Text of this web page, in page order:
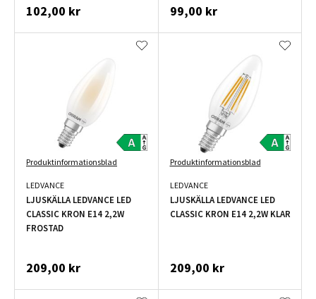
102,00 kr 99,00 kr
Produktinformationsblad
LEDVANCE
LJUSKÄLLA LEDVANCE LED
CLASSIC KRON E14 2,2W
FROSTAD
209,00 kr
Produktinformationsblad
LEDVANCE
LJUSKÄLLA LEDVANCE LED
CLASSIC KRON E14 2,2W KLAR
209,00 kr